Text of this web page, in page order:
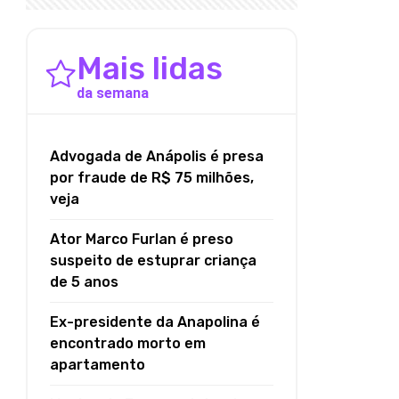
Mais lidas
da semana
Advogada de Anápolis é presa
por fraude de R$ 75 milhões,
veja
Ator Marco Furlan é preso
suspeito de estuprar criança
de 5 anos
Ex-presidente da Anapolina é
encontrado morto em
apartamento